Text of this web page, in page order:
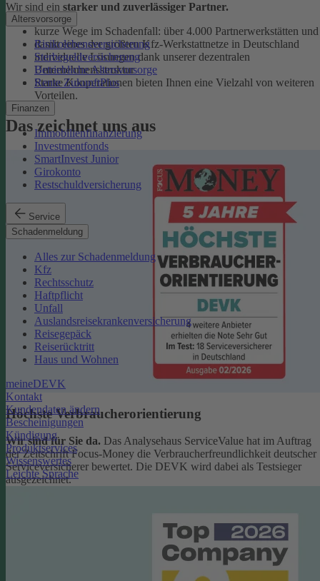
Altersvorsorge
Risikolebensversicherung
Sterbegeldversicherung
Betriebliche Altersvorsorge
Rente ZukunftPlus
Finanzen
Immobilienfinanzierung
Investmentfonds
SmartInvest Junior
Girokonto
Restschuldversicherung
Service
Schadenmeldung
Alles zur Schadenmeldung
Kfz
Rechtsschutz
Haftpflicht
Unfall
Auslandsreisekrankenversicherung
Reisegepäck
Reiserücktritt
Haus und Wohnen
meineDEVK
Kontakt
Kundendaten ändern
Bescheinigungen
Kündigung
Produktservices
Wissenswertes
Leichte Sprache
Wir sind ein starker und zuverlässiger Partner.
kurze Wege im Schadenfall: über 4.000 Partnerwerkstätten und
damit eines der größten Kfz-Werkstattnetze in Deutschland
individuelle Lösungen dank unserer dezentralen
Unternehmensstruktur
Starke Kooperationen bieten Ihnen eine Vielzahl von weiteren
Vorteilen.
Das zeichnet uns aus
Höchste Verbraucherorientierung
Wir sind für Sie da. Das Analysehaus ServiceValue hat im Auftrag
der Zeitschrift Focus-Money die Verbraucherfreundlichkeit deutscher
Serviceversicherer bewertet. Die DEVK wird dabei als Testsieger
ausgezeichnet.